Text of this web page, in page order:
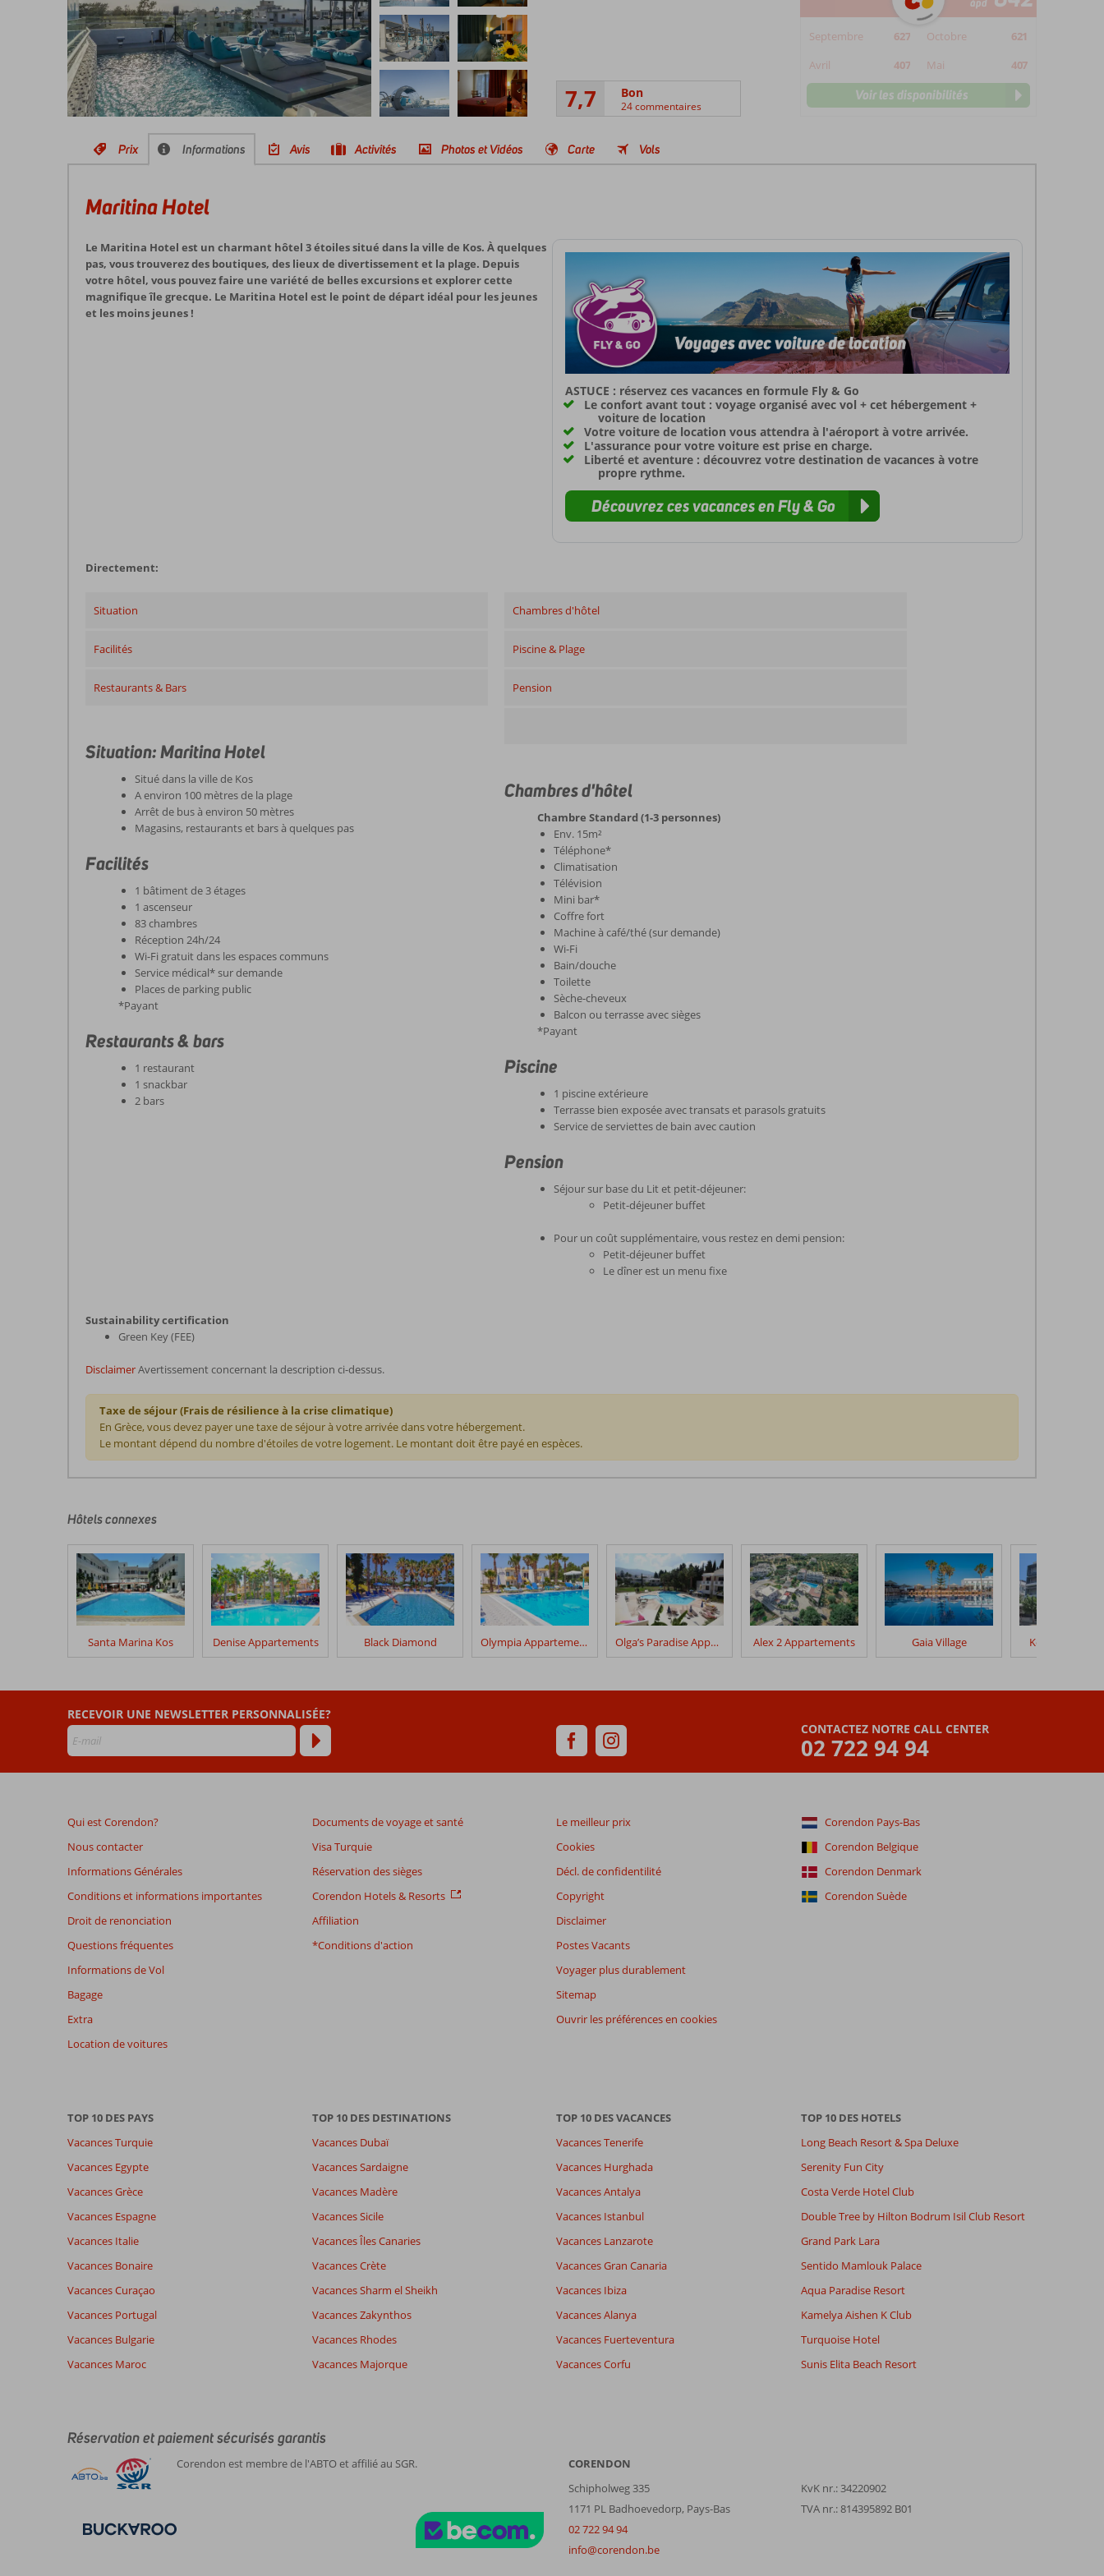
7,7 Bon
24 commentaires
àpd
Septembre 627 Octobre
621
Avril
407 Mai 407
Voir les disponibilités
Prix Informations Avis Activités Photos et Vidéos Carte Vols
Maritina Hotel
Le Maritina Hotel est un charmant hôtel 3 étoiles situé dans la ville de Kos. À quelques
pas, vous trouverez des boutiques, des lieux de divertissement et la plage. Depuis
votre hôtel, vous pouvez faire une variété de belles excursions et explorer cette
magnifique île grecque. Le Maritina Hotel est le point de départ idéal pour les jeunes
et les moins jeunes !
ASTUCE : réservez ces vacances en formule Fly & Go
Le confort avant tout : voyage organisé avec vol + cet hébergement +
voiture de location
Votre voiture de location vous attendra à l'aéroport à votre arrivée.
L'assurance pour votre voiture est prise en charge.
Liberté et aventure : découvrez votre destination de vacances à votre
propre rythme.
Découvrez ces vacances en Fly & Go
Directement:
Situation
Facilités
Restaurants & Bars
Chambres d'hôtel
Piscine & Plage
Pension
Situation: Maritina Hotel
Situé dans la ville de Kos
A environ 100 mètres de la plage
Arrêt de bus à environ 50 mètres
Magasins, restaurants et bars à quelques pas
Facilités
1 bâtiment de 3 étages
1 ascenseur
83 chambres
Réception 24h/24
Wi-Fi gratuit dans les espaces communs
Service médical* sur demande
Places de parking public
*Payant
Restaurants & bars
1 restaurant
1 snackbar
2 bars
Chambres d'hôtel
Chambre Standard (1-3 personnes)
Env. 15m²
Téléphone*
Climatisation
Télévision
Mini bar*
Coffre fort
Machine à café/thé (sur demande)
Wi-Fi
Bain/douche
Toilette
Sèche-cheveux
Balcon ou terrasse avec sièges
*Payant
Piscine
1 piscine extérieure
Terrasse bien exposée avec transats et parasols gratuits
Service de serviettes de bain avec caution
Pension
Séjour sur base du Lit et petit-déjeuner:
Petit-déjeuner buffet
Pour un coût supplémentaire, vous restez en demi pension:
Petit-déjeuner buffet
Le dîner est un menu fixe
Sustainability certification
Green Key (FEE)
DisclaimerAvertissement concernant la description ci-dessus.
Taxe de séjour (Frais de résilience à la crise climatique)
En Grèce, vous devez payer une taxe de séjour à votre arrivée dans votre hébergement.
Le montant dépend du nombre d'étoiles de votre logement. Le montant doit être payé en espèces.
écrits
nos
clients
après
leur
séjour
Maritina
Les
avis
de
plus
mois
sont
plus
affichés
afin
de
garantir
la
pertinence
savoir
avis.
Note totale
Basé sur:
commentaires
7,7
Bon
Chambres
7,0
Enfants
Expériences
de nos
clients
Filtrer par participants
Trier par
8,0
Belgie
,
04 septembre 2023
Kos-
Ville:
Belle
dans
l'annonce,
Qualité-prix 8
Manger
Chambres
8
Enfants
Hôtels connexes
Santa Marina Kos Denise Appartements Black Diamond Olympia Appartements Olga’s Paradise Appartements Alex 2 Appartements Gaia Village Kos City
CONTACTEZ NOTRE CALL CENTER
02 722 94 94
RECEVOIR UNE NEWSLETTER PERSONNALISÉE?
Qui est Corendon?
Nous contacter
Informations Générales
Conditions et informations importantes
Droit de renonciation
Questions fréquentes
Informations de Vol
Bagage
Extra
Location de voitures
Documents de voyage et santé
Visa Turquie
Réservation des sièges
Corendon Hotels & Resorts
Affiliation
*Conditions d'action
Le meilleur prix
Cookies
Décl. de confidentilité
Copyright
Disclaimer
Postes Vacants
Voyager plus durablement
Sitemap
Ouvrir les préférences en cookies
Corendon Pays-Bas
Corendon Belgique
Corendon Denmark
Corendon Suède
TOP 10 DES PAYS
Vacances Turquie
Vacances Egypte
Vacances Grèce
Vacances Espagne
Vacances Italie
Vacances Bonaire
Vacances Curaçao
Vacances Portugal
Vacances Bulgarie
Vacances Maroc
TOP 10 DES DESTINATIONS
Vacances Dubaï
Vacances Sardaigne
Vacances Madère
Vacances Sicile
Vacances Îles Canaries
Vacances Crète
Vacances Sharm el Sheikh
Vacances Zakynthos
Vacances Rhodes
Vacances Majorque
TOP 10 DES VACANCES
Vacances Tenerife
Vacances Hurghada
Vacances Antalya
Vacances Istanbul
Vacances Lanzarote
Vacances Gran Canaria
Vacances Ibiza
Vacances Alanya
Vacances Fuerteventura
Vacances Corfu
TOP 10 DES HOTELS
Long Beach Resort & Spa Deluxe
Serenity Fun City
Costa Verde Hotel Club
Double Tree by Hilton Bodrum Isil Club Resort
Grand Park Lara
Sentido Mamlouk Palace
Aqua Paradise Resort
Kamelya Aishen K Club
Turquoise Hotel
Sunis Elita Beach Resort
Réservation et paiement sécurisés garantis
Corendon est membre de l'ABTO et affilié au SGR.
CORENDON
Schipholweg 335
1171 PL Badhoevedorp, Pays-Bas
02 722 94 94
info@corendon.be
KvK nr.: 34220902
TVA nr.: 814395892 B01